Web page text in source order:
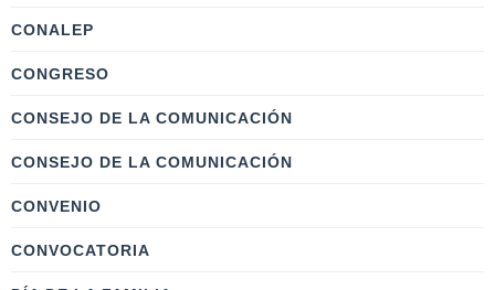
CONALEP
CONGRESO
CONSEJO DE LA COMUNICACIÓN
CONSEJO DE LA COMUNICACIÓN
CONVENIO
CONVOCATORIA